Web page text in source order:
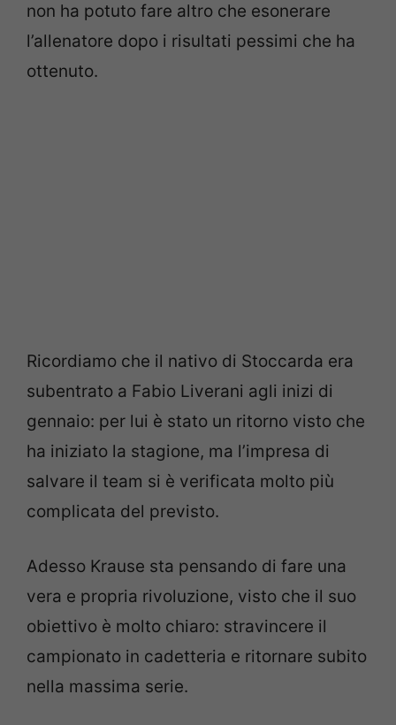
non ha potuto fare altro che esonerare
l’allenatore dopo i risultati pessimi che ha
ottenuto.
Ricordiamo che il nativo di Stoccarda era
subentrato a Fabio Liverani agli inizi di
gennaio: per lui è stato un ritorno visto che
ha iniziato la stagione, ma l’impresa di
salvare il team si è verificata molto più
complicata del previsto.
Adesso Krause sta pensando di fare una
vera e propria rivoluzione, visto che il suo
obiettivo è molto chiaro: stravincere il
campionato in cadetteria e ritornare subito
nella massima serie.